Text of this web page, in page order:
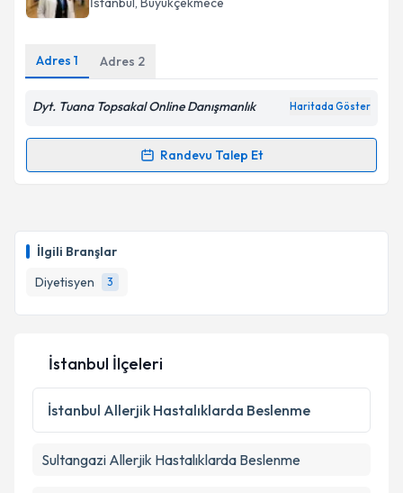
İlgili Branşlar
Diyetisyen
3
Metni'ni okudum ve kişisel verilerimin belirtilen
Adres 1 Adres 2
Dyt. Tuana Topsakal Online Danışmanlık Haritada Göster
Randevu Talep Et
Randevu Takvimi Talebi
takvim hazırlandığında e-posta ile bilgilendireceğiz.
E-posta Adresiniz
Kişisel verilerimin işlenmesine ilişkinAydınlatma
Metni'ni okudum ve kişisel verilerimin belirtilen
kapsamda işlenmesini kabul ediyorum.
İstanbul İlçeleri
İstanbul Allerjik Hastalıklarda Beslenme
Sultangazi Allerjik Hastalıklarda Beslenme